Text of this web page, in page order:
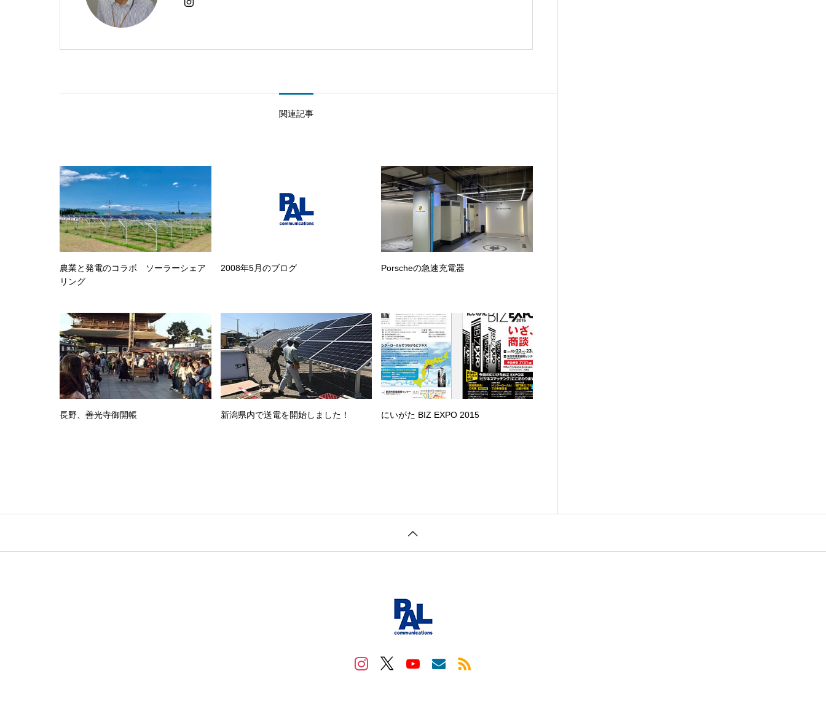
関連記事
農業と発電のコラボ ソーラーシェア
リング
2008年5月のブログ Porscheの急速充電器
長野、善光寺御開帳 新潟県内で送電を開始しました！ にいがた BIZ EXPO 2015